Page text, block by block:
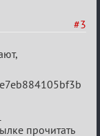
#3
прочитать